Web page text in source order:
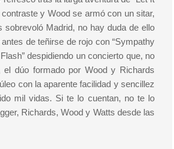
y Wood se armó con un sitar,
sobrevoló Madrid, no hay duda de ello
de teñirse de rojo con “Sympathy
despidiendo un concierto que, no
dúo formado por Wood y Richards
con la aparente facilidad y sencillez
mil vidas. Si te lo cuentan, no te lo
Richards, Wood y Watts desde las